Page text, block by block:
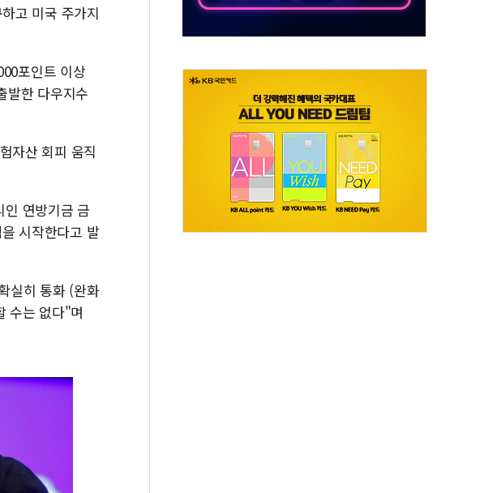
제주항공, 하반기 객실승무원 공개채용
고 미국 주가지
포인트 이상
발한 다우지수
자산 회피 움직
인 연방기금 금
시작한다고 발
실히 통화 (완화
수는 없다"며